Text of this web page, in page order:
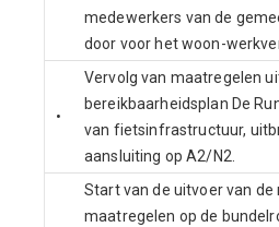
medewerkers van de
door voor het woon-
•
Vervolg van maatregelen
bereikbaarheidsplan De
van fietsinfrastructuur,
aansluiting op A2/N2.
Start van de uitvoer van de
maatregelen op de